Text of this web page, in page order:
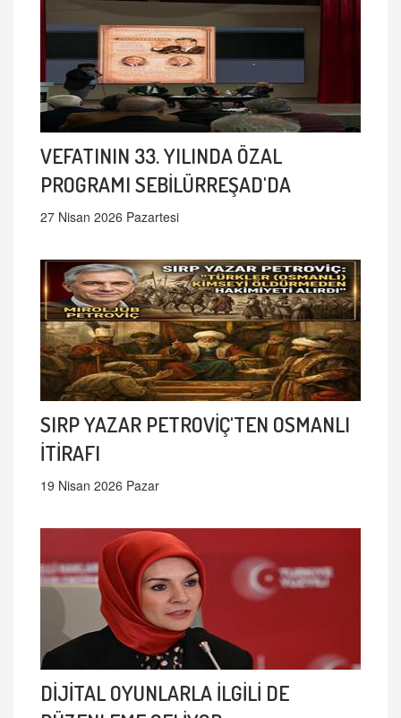
VEFATININ 33. YILINDA ÖZAL
PROGRAMI SEBİLÜRREŞAD'DA
27 Nisan 2026 Pazartesi
SIRP YAZAR PETROVİÇ'TEN OSMANLI
İTİRAFI
19 Nisan 2026 Pazar
DİJİTAL OYUNLARLA İLGİLİ DE